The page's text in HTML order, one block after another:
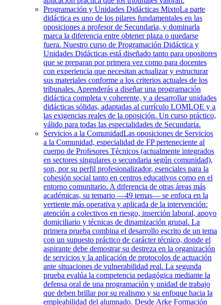
Programación y Unidades Didácticas MixtoLa parte
didáctica es uno de los pilares fundamentales en las
oposiciones a profesor de Secundaria, y dominarla
marca la diferencia entre obtener plaza o quedarse
fuera. Nuestro curso de Programación Didáctica y
Unidades Didácticas está diseñado tanto para opositores
que se preparan por primera vez como para docentes
con experiencia que necesitan actualizar y estructurar
sus materiales conforme a los criterios actuales de los
tribunales. Aprenderás a diseñar una programación
didáctica completa y coherente, y a desarrollar unidades
didácticas sólidas, adaptadas al currículo LOMLOE y a
las exigencias reales de la oposición. Un curso práctico,
válido para todas las especialidades de Secundaria.
Servicios a la ComunidadLas oposiciones de Servicios
a la Comunidad, especialidad de FP perteneciente al
cuerpo de Profesores Técnicos (actualmente integrados
en sectores singulares o secundaria según comunidad),
son, por su perfil profesionalizador, esenciales para la
cohesión social tanto en centros educativos como en el
entorno comunitario. A diferencia de otras áreas más
académicas, su temario —49 temas— se enfoca en la
vertiente más operativa y aplicada de la intervención:
atención a colectivos en riesgo, inserción laboral, apoyo
domiciliario y técnicas de dinamización grupal. La
primera prueba combina el desarrollo escrito de un tema
con un supuesto práctico de carácter técnico, donde el
aspirante debe demostrar su destreza en la organización
de servicios y la aplicación de protocolos de actuación
ante situaciones de vulnerabilidad real. La segunda
prueba evalúa la competencia pedagógica mediante la
defensa oral de una programación y unidad de trabajo
que deben brillar por su realismo y su enfoque hacia la
empleabilidad del alumnado. Desde Arke Formación